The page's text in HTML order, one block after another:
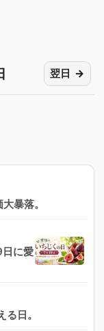
翌日
暴落。
に愛
日。